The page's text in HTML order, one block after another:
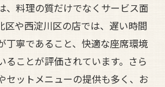
、料理の質だけでなくサービス面
区や西淀川区の店では、遅い時間
丁寧であること、快適な座席環境
ることが評価されています。さら
セットメニューの提供も多く、お